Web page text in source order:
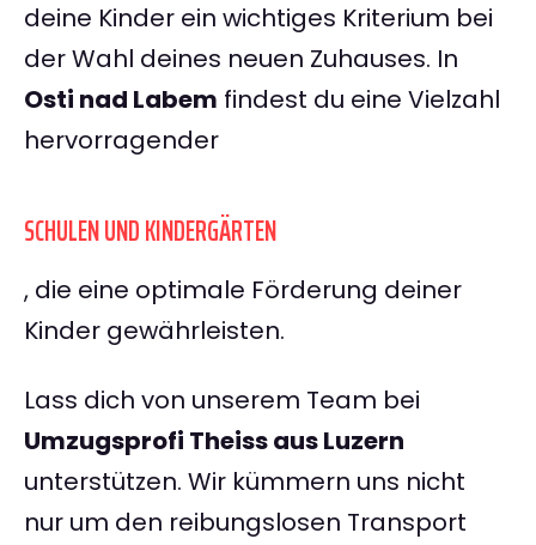
deine Kinder ein wichtiges Kriterium bei
der Wahl deines neuen Zuhauses. In
Osti nad Labem findest du eine Vielzahl
hervorragender
SCHULEN UND KINDERGÄRTEN
, die eine optimale Förderung deiner
Kinder gewährleisten.
Lass dich von unserem Team bei
Umzugsprofi Theiss aus Luzern
unterstützen. Wir kümmern uns nicht
nur um den reibungslosen Transport